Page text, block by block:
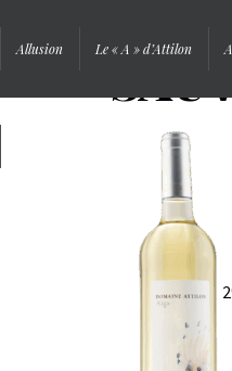
Allusion Le « A » d’Attilon